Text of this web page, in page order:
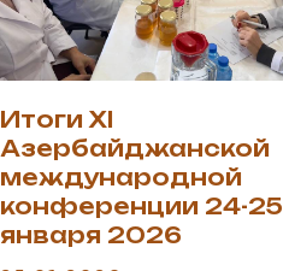
Итоги XI
Азербайджанской
международной
конференции 24-25
января 2026